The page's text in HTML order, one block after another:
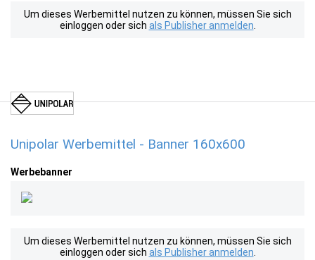
Um dieses Werbemittel nutzen zu können, müssen Sie sich
einloggen oder sich als Publisher anmelden
Unipolar Werbemittel - Banner 160x600
Werbebanner
Um dieses Werbemittel nutzen zu können, müssen Sie sich
einloggen oder sich als Publisher anmelden